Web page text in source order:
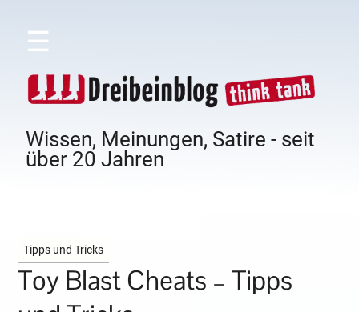
☰
Wissen, Meinungen, Satire - seit
über 20 Jahren
Tipps und Tricks
Toy Blast Cheats – Tipps